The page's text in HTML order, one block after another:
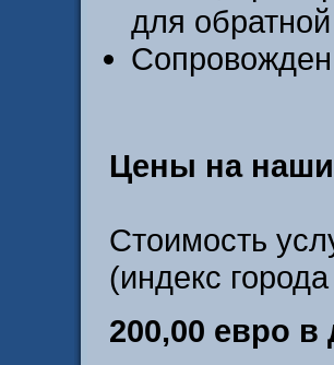
для
Цены на наши
Стоимость
(индекс
200,00 евро в